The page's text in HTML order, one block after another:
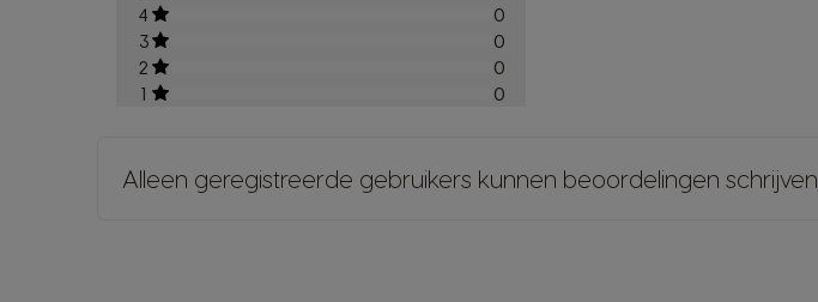
4
0
3
0
2
0
1
0
Alleen geregistreerde gebruikers kunnen beoordelingen schrijven.